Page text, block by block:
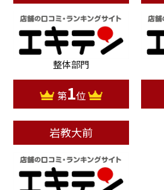
整体部門
第1位
岩教大前